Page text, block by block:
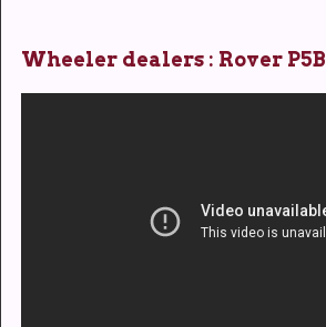
Wheeler dealers : Rover P5B